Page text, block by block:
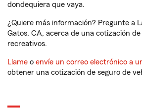
dondequiera que vaya.
¿Quiere más información? Pregunte a
Gatos, CA, acerca de una cotización
recreativos.
Llame o envíe un correo electrónico a
obtener una cotización de seguro de